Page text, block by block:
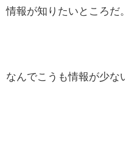
情報が知りたいところだ。
なんでこうも情報が少な